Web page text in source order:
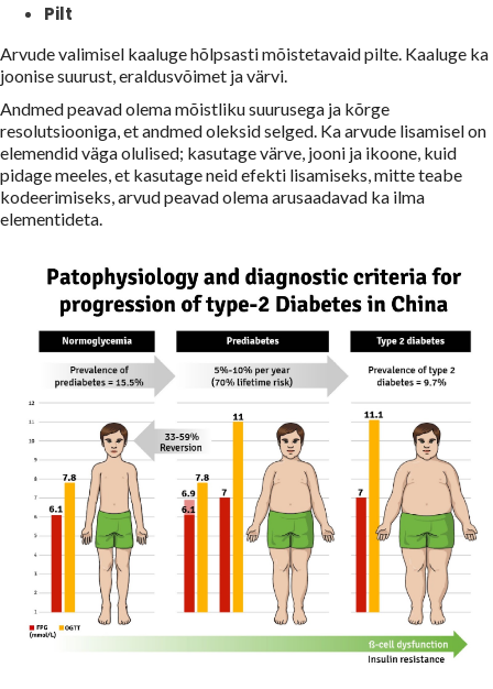
Pilt
Arvude valimisel kaaluge hõlpsasti mõistetavaid pilte. Kaaluge ka
joonise suurust, eraldusvõimet ja värvi.
Andmed peavad olema mõistliku suurusega ja kõrge
resolutsiooniga, et andmed oleksid selged. Ka arvude lisamisel on
elemendid väga olulised; kasutage värve, jooni ja ikoone, kuid
pidage meeles, et kasutage neid efekti lisamiseks, mitte teabe
kodeerimiseks, arvud peavad olema arusaadavad ka ilma
elementideta.